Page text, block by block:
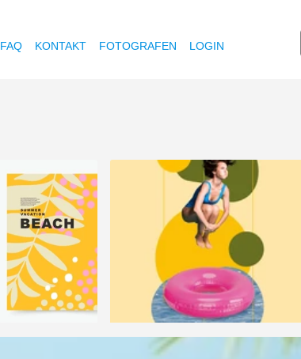
FAQ KONTAKT FOTOGRAFEN LOGIN